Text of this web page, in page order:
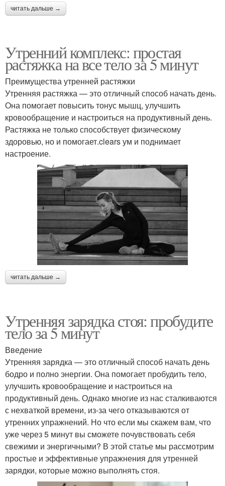
читать дальше →
Утренний комплекс: простая
растяжка на все тело за 5 минут
Преимущества утренней растяжки
Утренняя растяжка — это отличный способ начать день.
Она помогает повысить тонус мышц, улучшить
кровообращение и настроиться на продуктивный день.
Растяжка не только способствует физическому
здоровью, но и помогает.clears ум и поднимает
настроение.
читать дальше →
Утренняя зарядка стоя: пробудите
тело за 5 минут
Введение
Утренняя зарядка — это отличный способ начать день
бодро и полно энергии. Она помогает пробудить тело,
улучшить кровообращение и настроиться на
продуктивный день. Однако многие из нас сталкиваются
с нехваткой времени, из-за чего отказываются от
утренних упражнений. Но что если мы скажем вам, что
уже через 5 минут вы сможете почувствовать себя
свежими и энергичными? В этой статье мы рассмотрим
простые и эффективные упражнения для утренней
зарядки, которые можно выполнять стоя.